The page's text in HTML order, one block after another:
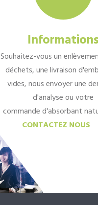
Informations
Souhaitez-vous un
déchets, une livraison
vides, nous envoyer une
d'analyse ou votre
commande d'absorbant
CONTACTEZ NOUS